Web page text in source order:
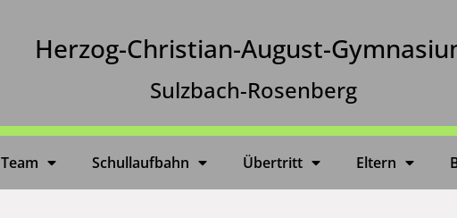
Herzog-Christian-August-
Sulzbach-Rosenberg
Team Schullaufbahn Übertritt Eltern